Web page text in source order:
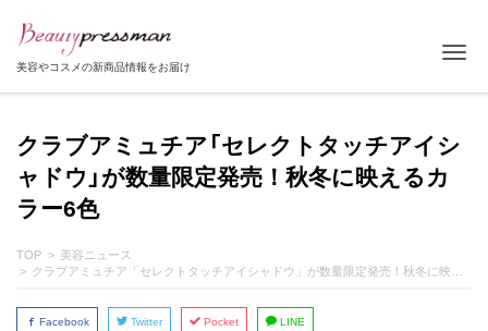
美容やコスメの新商品情報をお届け
クラブアミュチア「セレクトタッチアイシ
ャドウ」が数量限定発売！秋冬に映えるカ
ラー6色
TOP
美容ニュース
クラブアミュチア「セレクトタッチアイシャドウ」が数量限定発売！秋冬に映えるカラー6色
Facebook Twitter Pocket LINE